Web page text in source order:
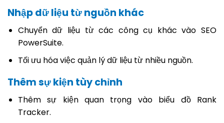
Nhập dữ liệu từ nguồn khác
Chuyển dữ liệu từ các công cụ khác vào SEO
PowerSuite.
Tối ưu hóa việc quản lý dữ liệu từ nhiều nguồn.
Thêm sự kiện tùy chỉnh
Thêm sự kiện quan trọng vào biểu đồ Rank
Tracker.